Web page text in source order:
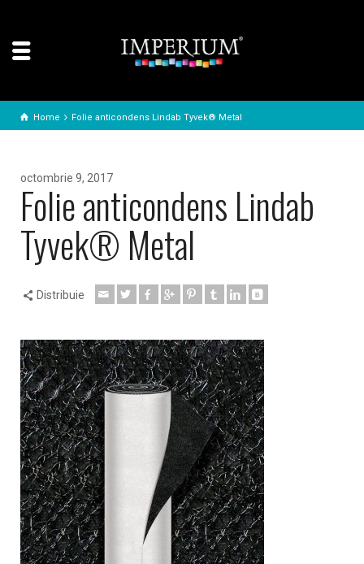
Home Folie anticondens Lindab Tyvek® Metal
octombrie 9, 2017
Folie anticondens Lindab
Tyvek® Metal
Distribuie